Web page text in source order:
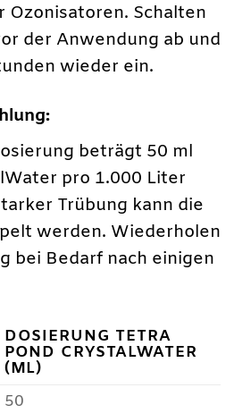
Ozonisatoren. Schalten
der Anwendung ab und
wieder ein.
beträgt 50 ml
pro 1.000 Liter
Trübung kann die
werden. Wiederholen
bei Bedarf nach einigen
DOSIERUNG TETRA
POND CRYSTALWATER
(ML)
50